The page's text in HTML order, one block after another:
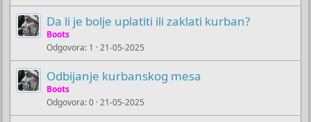
Da li je bolje uplatiti ili zaklati kurban?
Boots
Odgovora 1 21-05-2025
Odbijanje kurbanskog mesa
Boots
Odgovora 0 21-05-2025